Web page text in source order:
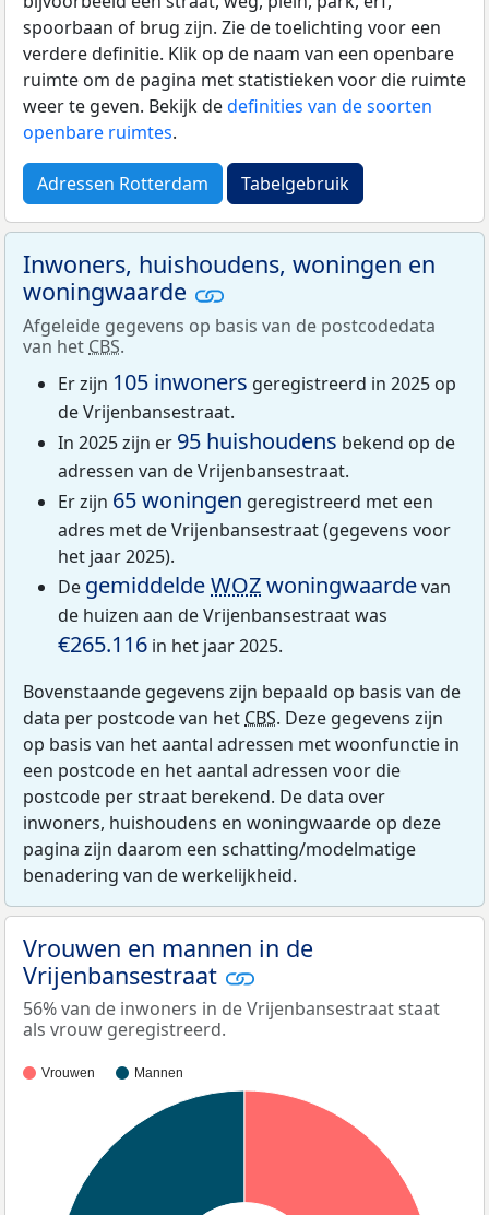
spoorbaan of brug zijn. Zie de toelichting voor een
verdere definitie. Klik op de naam van een openbare
ruimte om de pagina met statistieken voor die ruimte
weer te geven. Bekijk dedefinities van de soorten
openbare ruimtes.
Adressen Rotterdam Tabelgebruik
Inwoners, huishoudens, woningen en
woningwaarde
Afgeleide gegevens op basis van de postcodedata
van het CBS.
Er zijn 105 inwoners geregistreerd in 2025 op
de Vrijenbansestraat.
In 2025 zijn er 95 huishoudens bekend op de
adressen van de Vrijenbansestraat.
Er zijn 65 woningen geregistreerd met een
adres met de Vrijenbansestraat (gegevens voor
het jaar 2025).
De gemiddeldeWOZwoningwaardevan
de huizen aan de Vrijenbansestraat was
€265.116 in het jaar 2025.
Bovenstaande gegevens zijn bepaald op basis van de
data per postcode van het CBS. Deze gegevens zijn
op basis van het aantal adressen met woonfunctie in
een postcode en het aantal adressen voor die
postcode per straat berekend. De data over
inwoners, huishoudens en woningwaarde op deze
pagina zijn daarom een schatting/modelmatige
benadering van de werkelijkheid.
Vrouwen en mannen in de
Vrijenbansestraat
56% van de inwoners in de Vrijenbansestraat staat
als vrouw geregistreerd.
Vrouwen Mannen